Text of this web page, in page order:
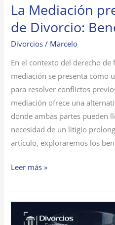
La Mediación
de Divorcio:
Divorcios / Marcelo
En el contexto del derecho de
mediación se presenta como
para resolver conflictos
mediación ofrece una
donde ambas partes pueden
necesidad de un litigio
artículo, exploraremos los
Leer más »